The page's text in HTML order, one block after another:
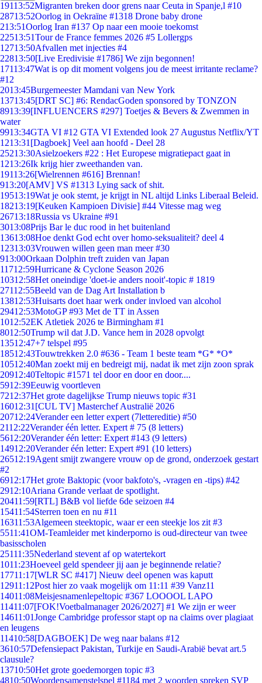
19113:52Migranten breken door grens naar Ceuta in Spanje,l #10
28713:52Oorlog in Oekraïne #1318 Drone baby drone
213:51Oorlog Iran #137 Op naar een mooie toekomst
22513:51Tour de France femmes 2026 #5 Lollergps
12713:50Afvallen met injecties #4
22813:50[Live Eredivisie #1786] We zijn begonnen!
17113:47Wat is op dit moment volgens jou de meest irritante reclame?
#12
2013:45Burgemeester Mamdani van New York
13713:45[DRT SC] #6: RendacGoden sponsored by TONZON
8913:39[INFLUENCERS #297] Toetjes & Bevers & Zwemmen in
water
9913:34GTA VI #12 GTA VI Extended look 27 Augustus Netflix/YT
1213:31 [Dagboek] Veel aan hoofd - Deel 28
25213:30Asielzoekers #22 : Het Europese migratiepact gaat in
1213:26Ik krijg hier zweethanden van.
19113:26[Wielrennen #616] Brennan!
913:20[AMV] VS #1313 Lying sack of shit.
19513:19Wat je ook stemt, je krijgt in NL altijd Links Liberaal Beleid.
18213:19[Keuken Kampioen Divisie] #44 Vitesse mag weg
26713:18Russia vs Ukraine #91
3013:08Prijs Bar le duc rood in het buitenland
13613:08Hoe denkt God echt over homo-seksualiteit? deel 4
12313:03Vrouwen willen geen man meer #30
913:00Orkaan Dolphin treft zuiden van Japan
11712:59Hurricane & Cyclone Season 2026
10312:58Het oneindige 'doet-ie anders nooit'-topic # 1819
27112:55Beeld van de Dag Art Installation b
13812:53Huisarts doet haar werk onder invloed van alcohol
29412:53MotoGP #93 Met de TT in Assen
1012:52EK Atletiek 2026 te Birmingham #1
8012:50Trump wil dat J.D. Vance hem in 2028 opvolgt
13512:47+7 telspel #95
18512:43Touwtrekken 2.0 #636 - Team 1 beste team *G* *O*
10512:40Man zoekt mij en bedreigt mij, nadat ik met zijn zoon sprak
20912:40Teltopic #1571 tel door en door en door....
5912:39Eeuwig voortleven
7212:37Het grote dagelijkse Trump nieuws topic #31
16012:31 [CUL TV] Masterchef Australië 2026
20712:24Verander een letter expert (7lettereditie) #50
2112:22Verander één letter. Expert # 75 (8 letters)
5612:20Verander één letter: Expert #143 (9 letters)
14912:20Verander één letter: Expert #91 (10 letters)
26512:19Agent smijt zwangere vrouw op de grond, onderzoek gestart
#2
6912:17Het grote Baktopic (voor bakfoto's, -vragen en -tips) #42
2912:10Ariana Grande verlaat de spotlight.
20411:59[RTL] B&B vol liefde 6de seizoen #4
15411:54Sterren toen en nu #11
16311:53Algemeen steektopic, waar er een steekje los zit #3
5511:41OM-Teamleider met kinderporno is oud-directeur van twee
basisscholen
25111:35Nederland stevent af op watertekort
1011:23Hoeveel geld spendeer jij aan je beginnende relatie?
17711:17[WLR SC #417] Nieuw deel openen was kaputt
12911:12Post hier zo vaak mogelijk om 11:11 #39 Vanz11
14011:08Meisjesnamenlepeltopic #367 LOOOOL LAPO
11411:07[FOK!Voetbalmanager 2026/2027] #1 We zijn er weer
14611:01Jonge Cambridge professor stapt op na claims over plagiaat
en leugens
11410:58[DAGBOEK] De weg naar balans #12
3610:57Defensiepact Pakistan, Turkije en Saudi-Arabië bevat art.5
clausule?
13710:50Het grote goedemorgen topic #3
4810:50Woordensamenstelspel #1184 met 2 woorden spreken SVP